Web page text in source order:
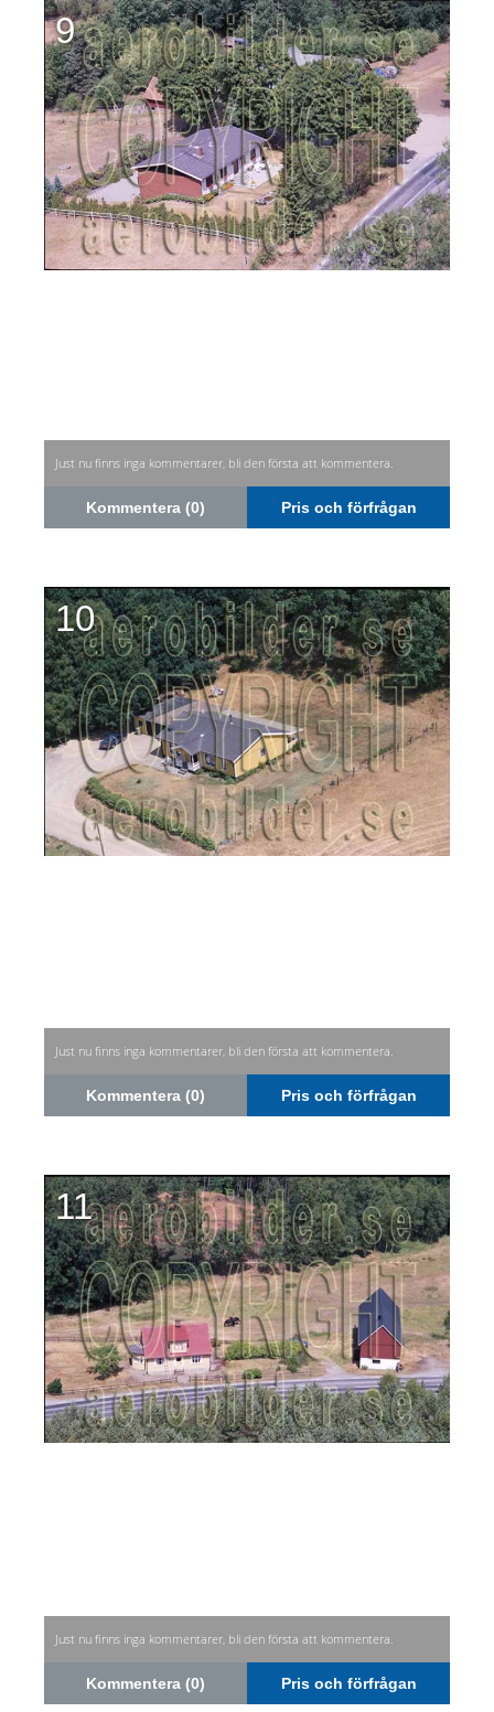
9
Just nu finns inga kommentarer, bli den första att kommentera.
Kommentera (0) Pris och förfrågan
10
Just nu finns inga kommentarer, bli den första att kommentera.
Kommentera (0) Pris och förfrågan
11
Just nu finns inga kommentarer, bli den första att kommentera.
Kommentera (0) Pris och förfrågan